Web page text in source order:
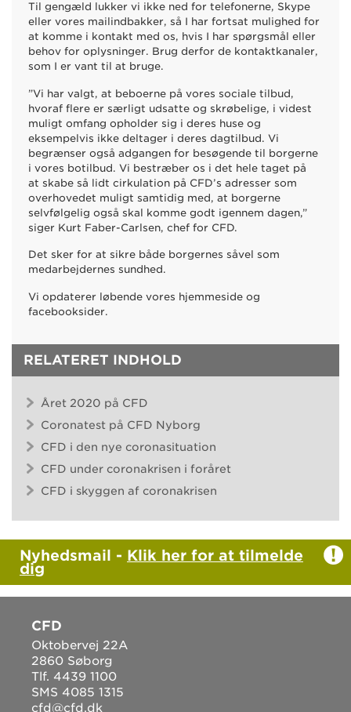
Til gengæld lukker vi ikke ned for telefonerne, Skype
eller vores mailindbakker, så I har fortsat mulighed for
at komme i kontakt med os, hvis I har spørgsmål eller
behov for oplysninger. Brug derfor de kontaktkanaler,
som I er vant til at bruge.
”Vi har valgt, at beboerne på vores sociale tilbud,
hvoraf flere er særligt udsatte og skrøbelige, i videst
muligt omfang opholder sig i deres huse og
eksempelvis ikke deltager i deres dagtilbud. Vi
begrænser også adgangen for besøgende til borgerne
i vores botilbud. Vi bestræber os i det hele taget på
at skabe så lidt cirkulation på CFD’s adresser som
overhovedet muligt samtidig med, at borgerne
selvfølgelig også skal komme godt igennem dagen,”
siger Kurt Faber-Carlsen, chef for CFD.
Det sker for at sikre både borgernes såvel som
medarbejdernes sundhed.
Vi opdaterer løbende vores hjemmeside og
facebooksider.
RELATERET INDHOLD
Året 2020 på CFD
Coronatest på CFD Nyborg
CFD i den nye coronasituation
CFD under coronakrisen i foråret
CFD i skyggen af coronakrisen
Nyhedsmail - Klik her for at tilmelde
dig
CFD
Oktobervej 22A
2860 Søborg
Tlf. 4439 1100
SMS 4085 1315
cfd@cfd.dk